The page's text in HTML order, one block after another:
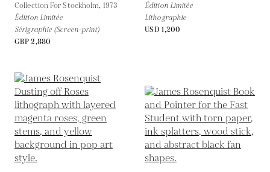
Collection For Stockholm, 1973
Édition Limitée
Sérigraphie (Screen-print)
GBP 2,880
Édition Limitée
Lithographie
USD 1,200